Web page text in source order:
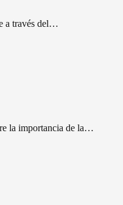
a través del…
la importancia de la…